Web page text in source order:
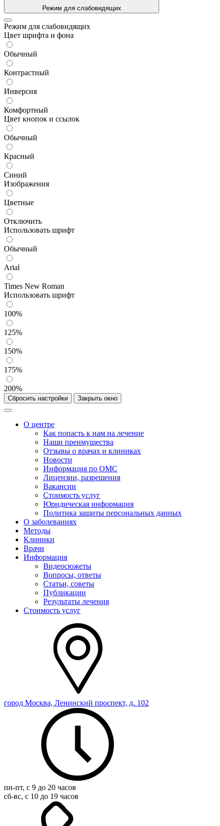
Режим для слабовидящих
Режим для слабовидящих
Цвет шрифта и фона
Обычный
Контрастный
Инверсия
Комфортный
Цвет кнопок и ссылок
Обычный
Красный
Синий
Изображения
Цветные
Отключить
Использовать шрифт
Обычный
Arial
Times New Roman
Использовать шрифт
100%
125%
150%
175%
200%
Сбросить настройки Закрыть окно
О центре
Как попасть к нам на лечение
Наши преимущества
Отзывы о врачах и клиниках
Новости
Информация по ОМС
Лицензии, разрешения
Вакансии
Стоимость услуг
Юридическая информация
Политика защиты персональных данных
О заболеваниях
Методы
Клиники
Врачи
Информация
Видеосюжеты
Вопросы, ответы
Статьи, советы
Публикации
Результаты лечения
Стоимость услуг
город Москва, Ленинский проспект, д. 102
пн-пт, с 9 до 20 часов
сб-вс, с 10 до 19 часов